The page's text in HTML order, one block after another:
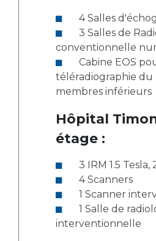
4 Salles
conventionnelle
téléradiographie du
membres inférieurs
Hôpital
étage :
3 IRM 1.5 Tesla,
4 Scanners
1 Scanner
interventionnelle